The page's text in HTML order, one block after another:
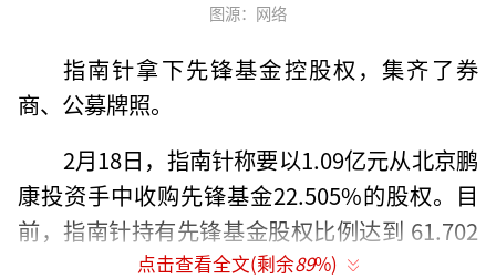
图源：网络
指南针拿下先锋基金控股权，集齐了券
商、公募牌照。
2月18日，指南针称要以1.09亿元从北京鹏
康投资手中收购先锋基金22.505%的股权。目
前，指南针持有先锋基金股权比例达到 61.702
点击查看全文(剩余89%)